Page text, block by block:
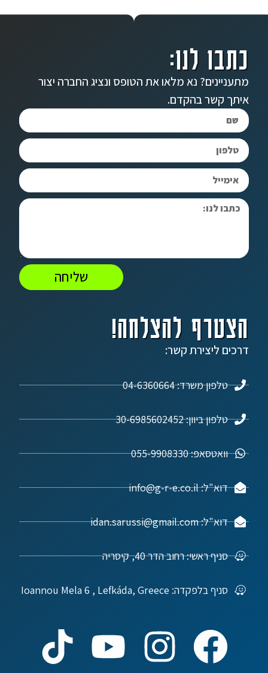
הצטרף להצלחה!
דרכים ליצירת קשר:
טלפון משרד: 04-6360664
טלפון ביוון: 30-6985602452
וואטסאפ: 055-9908330
דוא"ל: info@g-r-e.co.il
דוא"ל: idan.sarussi@gmail.com
סניף ראשי: רחוב הדר 40, קיסריה
סניף בלפקדה: Ioannou Mela 6 , Lefkáda, Greece
כתבו לנו:
מתעניינים? נא מלאו את הטופס ונציג החברה יצור
איתך קשר בהקדם.
שליחה